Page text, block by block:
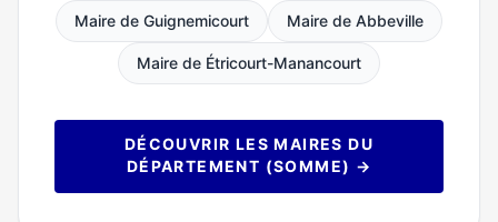
Maire de Guignemicourt Maire de Abbeville
Maire de Étricourt-Manancourt
DÉCOUVRIR LES MAIRES DU
DÉPARTEMENT (SOMME) →